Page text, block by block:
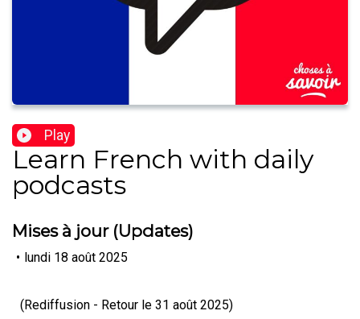
Play
Learn French with daily
podcasts
Mises à jour (Updates)
• lundi 18 août 2025
(Rediffusion - Retour le 31 août 2025)